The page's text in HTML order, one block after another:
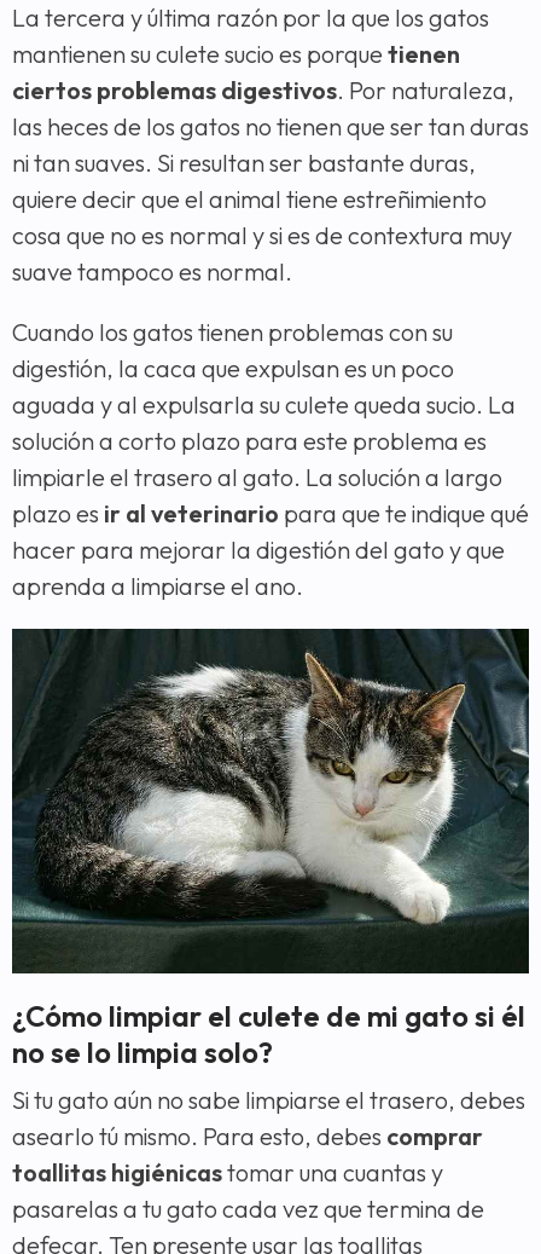
La tercera y última razón por la que los gatos
mantienen su culete sucio es porque tienen
ciertos problemas digestivos. Por naturaleza,
las heces de los gatos no tienen que ser tan duras
ni tan suaves. Si resultan ser bastante duras,
quiere decir que el animal tiene estreñimiento
cosa que no es normal y si es de contextura muy
suave tampoco es normal.
Cuando los gatos tienen problemas con su
digestión, la caca que expulsan es un poco
aguada y al expulsarla su culete queda sucio. La
solución a corto plazo para este problema es
limpiarle el trasero al gato. La solución a largo
plazo es ir al veterinario para que te indique qué
hacer para mejorar la digestión del gato y que
aprenda a limpiarse el ano.
¿Cómo limpiar el culete de mi gato si él
no se lo limpia solo?
Si tu gato aún no sabe limpiarse el trasero, debes
asearlo tú mismo. Para esto, debes comprar
toallitas higiénicastomar una cuantas y
pasarelas a tu gato cada vez que termina de
defecar. Ten presente usar las toallitas